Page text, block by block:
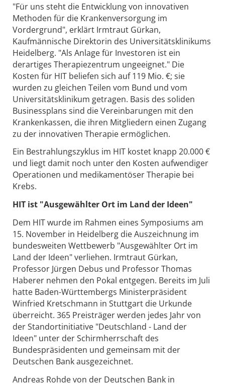
"Für uns steht die Entwicklung von innovativen
Methoden für die Krankenversorgung im
Vordergrund", erklärt Irmtraut Gürkan,
Kaufmännische Direktorin des Universitätsklinikums
Heidelberg. "Als Anlage für Investoren ist ein
derartiges Therapiezentrum ungeeignet." Die
Kosten für HIT beliefen sich auf 119 Mio. €; sie
wurden zu gleichen Teilen vom Bund und vom
Universitätsklinikum getragen. Basis des soliden
Businessplans sind die Vereinbarungen mit den
Krankenkassen, die ihren Mitgliedern einen Zugang
zu der innovativen Therapie ermöglichen.
Ein Bestrahlungszyklus im HIT kostet knapp 20.000 €
und liegt damit noch unter den Kosten aufwendiger
Operationen und medikamentöser Therapie bei
Krebs.
HIT ist "Ausgewählter Ort im Land der Ideen"
Dem HIT wurde im Rahmen eines Symposiums am
15. November in Heidelberg die Auszeichnung im
bundesweiten Wettbewerb "Ausgewählter Ort im
Land der Ideen" verliehen. Irmtraut Gürkan,
Professor Jürgen Debus und Professor Thomas
Haberer nehmen den Pokal entgegen. Bereits im Juli
hatte Baden-Württembergs Ministerpräsident
Winfried Kretschmann in Stuttgart die Urkunde
überreicht. 365 Preisträger werden jedes Jahr von
der Standortinitiative "Deutschland - Land der
Ideen" unter der Schirmherrschaft des
Bundespräsidenten und gemeinsam mit der
Deutschen Bank ausgezeichnet.
Andreas Rohde von der Deutschen Bank in